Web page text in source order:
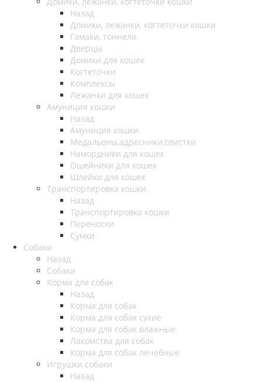
Назад
Домики, лежанки, когтеточки кошки
Гамаки, тоннели
Дверцы
Домики для кошек
Когтеточки
Комплексы
Лежанки для кошек
Амуниция кошки
Назад
Амуниция кошки
Медальоны,адресники,свистки
Намордники для кошек
Ошейники для кошек
Шлейки для кошек
Транспортировка кошки
Назад
Транспортировка кошки
Переноски
Сумки
Собаки
Назад
Собаки
Корма для собак
Назад
Корма для собак
Корма для собак сухие
Корма для собак влажные
Лакомства для собак
Корма для собак лечебные
Игрушки собаки
Назад